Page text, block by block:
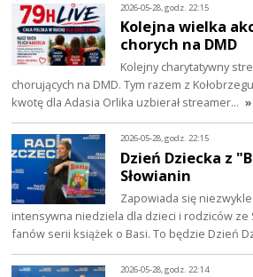
2026-05-28, godz. 22:15
Kolejna wielka
chorych na DMD
Kolejny charytatywny
chorujących na DMD. Tym razem z
kwotę dla Adasia Orlika uzbierał streamer…
2026-05-28, godz. 22:15
Dzień Dziecka z
Słowianin
Zapowiada się
intensywna niedziela dla dzieci i rodziców ze
fanów serii książek o Basi. To będzie Dzień
2026-05-28, godz. 22:14